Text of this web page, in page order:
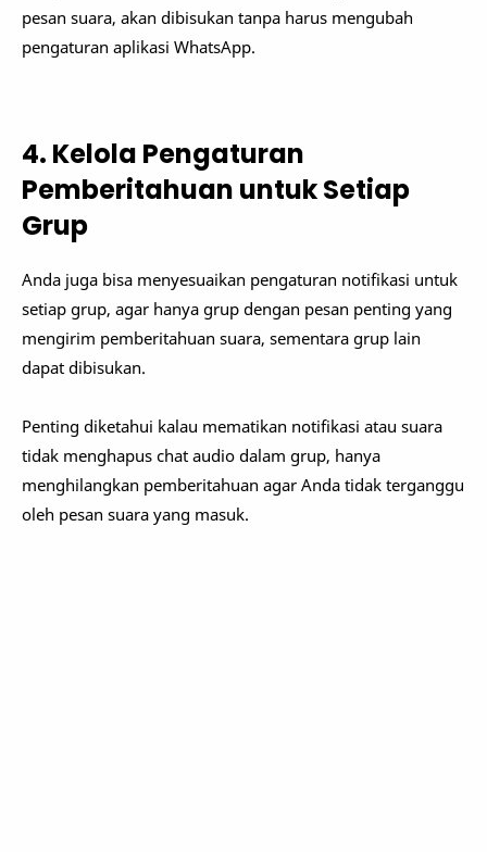
pesan suara, akan dibisukan tanpa harus mengubah
pengaturan aplikasi WhatsApp.
4. Kelola Pengaturan
Pemberitahuan untuk Setiap
Grup
Anda juga bisa menyesuaikan pengaturan notifikasi untuk
setiap grup, agar hanya grup dengan pesan penting yang
mengirim pemberitahuan suara, sementara grup lain
dapat dibisukan.
Penting diketahui kalau mematikan notifikasi atau suara
tidak menghapus chat audio dalam grup, hanya
menghilangkan pemberitahuan agar Anda tidak terganggu
oleh pesan suara yang masuk.